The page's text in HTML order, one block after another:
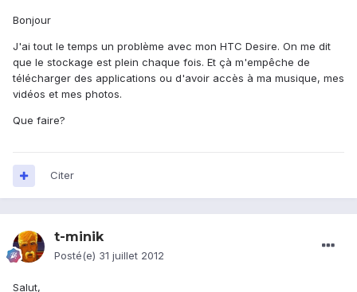
Bonjour
J'ai tout le temps un problème avec mon HTC Desire. On me dit
que le stockage est plein chaque fois. Et çà m'empêche de
télécharger des applications ou d'avoir accès à ma musique, mes
vidéos et mes photos.
Que faire?
Citer
t-minik
Posté(e) 31 juillet 2012
Salut,